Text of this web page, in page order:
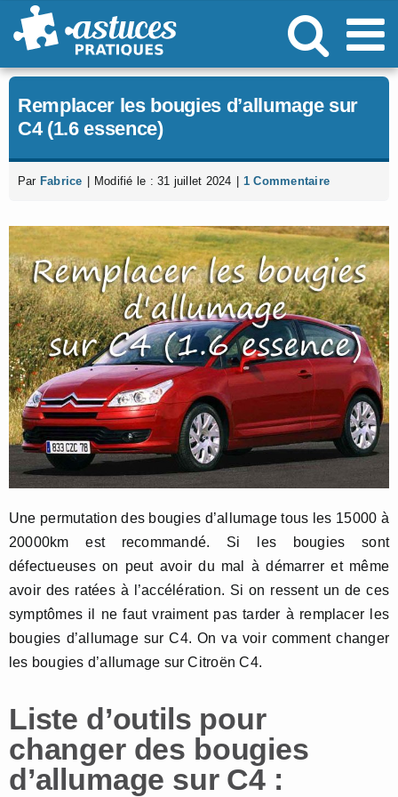
Passer
au
Remplacer les bougies d’allumage sur
C4 (1.6 essence)
Par Fabrice Modifié le : 31 juillet 2024 1 Commentaire
Une permutation des bougies d’allumage tous les 15000 à
20000km est recommandé. Si les bougies sont
défectueuses on peut avoir du mal à démarrer et même
avoir des ratées à l’accélération. Si on ressent un de ces
symptômes il ne faut vraiment pas tarder à remplacer les
bougies d’allumage sur C4. On va voir comment changer
les bougies d’allumage sur Citroën C4.
Liste d’outils pour
changer des bougies
d’allumage sur C4 :